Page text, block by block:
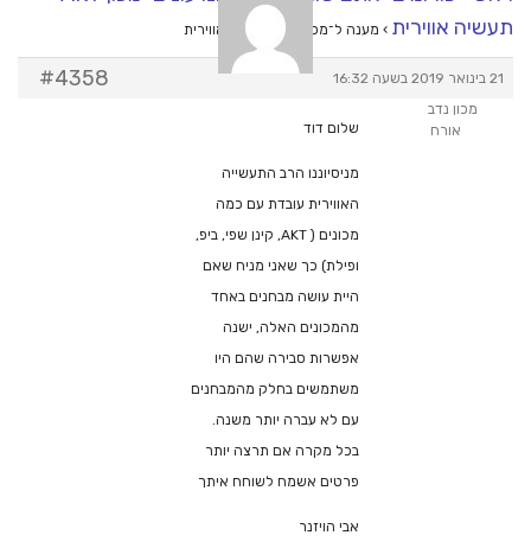
תעשיה אווירית › מענה ל־מכון AKT תעשיה אווירית
21 בינואר 2019 בשעה 16:32 #4358
מכון נדב
אורח
שלום דוד
מניסיוננו הרב התעשייה
האווירית עובדת עם כמה
מכונים ( AKT, קינן שפי, ביפ,
ופילת) כך שאני מניח שאם
היית עושה מבחנים באחד
מהמכונים האלה, ישנה
אפשרות סבירה שהם היו
משתמשים בחלק מהמבחנים
עם לא עברה יותר משנה.
בכל מקרה אם תרצה יותר
פרטים אשמח לשוחח איתך
אבי הויזנר